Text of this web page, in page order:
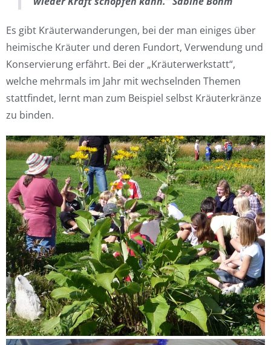
Es gibt Kräuterwanderungen, bei der man einiges über
heimische Kräuter und deren Fundort, Verwendung und
Konservierung erfährt. Bei der „Kräuterwerkstatt“,
welche mehrmals im Jahr mit wechselnden Themen
stattfindet, lernt man zum Beispiel selbst Kräuterkränze
zu binden.